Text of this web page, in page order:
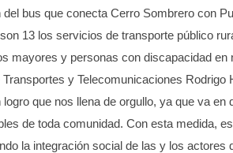
bus que conecta Cerro Sombrero con
13 los servicios de transporte público
mayores y personas con discapacidad en
y Telecomunicaciones Rodrigo
logro que nos llena de orgullo, ya que va en
de toda comunidad. Con esta medida,
la integración social de las y los actores